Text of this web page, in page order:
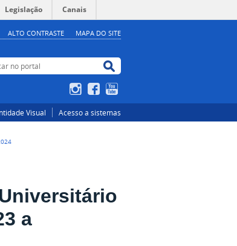
Legislação Canais
ALTO CONTRASTE MAPA DO SITE
Buscar no portal
no portal
InstagramFacebook
Visual Acesso a sistemas
a